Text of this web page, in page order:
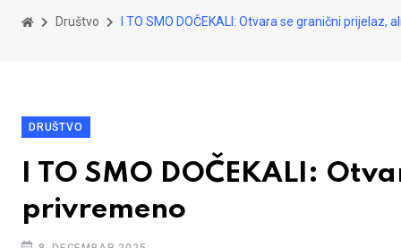
Društvo I TO SMO DOČEKALI: Otvara se granični prijelaz,
DRUŠTVO
I TO SMO DOČEKALI:
privremeno